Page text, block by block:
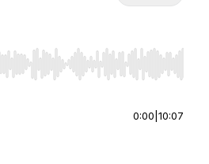
to seek, Home/End to jump to
0:00 10:07